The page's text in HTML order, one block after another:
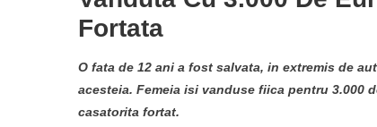
Fortata
O fata de 12 ani a fost salvata, in extremis de
acesteia. Femeia isi vanduse fiica pentru 3.000
casatorita fortat.